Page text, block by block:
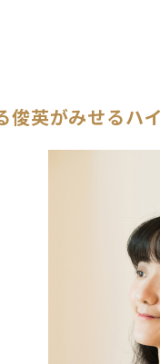
俊英がみせるハ